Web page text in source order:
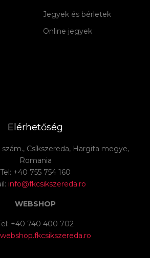
Jegyek és bérletek
Online jegyek
Elérhetőség
Csíkszereda, Hargita megye,
Romania
Tel: +40 755 754 160
info@fkcsikszereda.ro
WEBSHOP
+40 740 400 702
webshop.fkcsikszereda.ro